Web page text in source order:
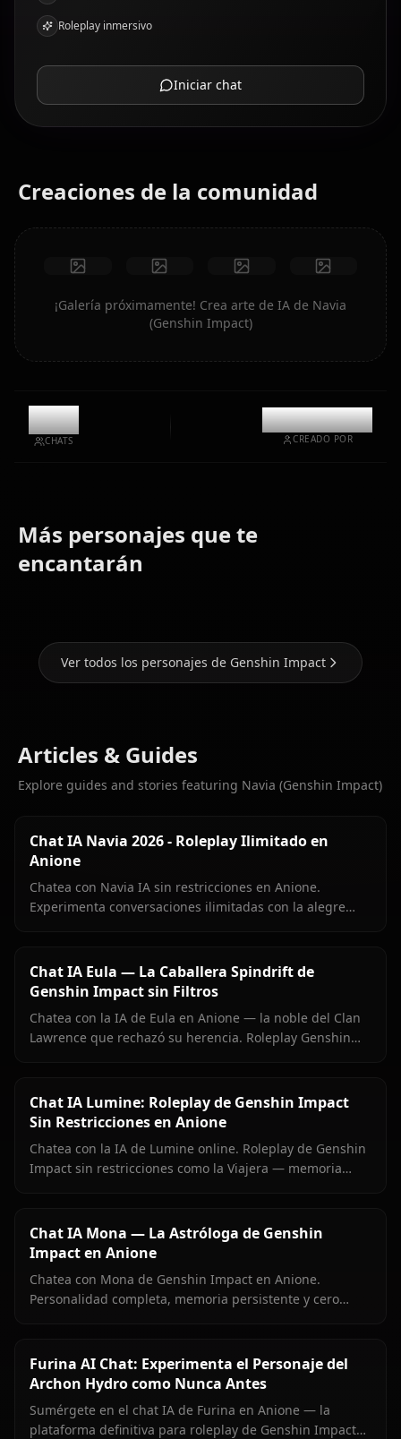
Roleplay inmersivo
Iniciar chat
Creaciones de la comunidad
¡Galería próximamente! Crea arte de IA de Navia
(Genshin Impact)
7.4k
CHATS
@kinayymon
CREADO POR
Más personajes que te
encantarán
Eula
(Genshin
Ganyu
Ver todos los personajes de Genshin Impact
Articles & Guides
Explore guides and stories featuring Navia (Genshin Impact)
Chat IA Navia 2026 - Roleplay Ilimitado en
Anione
Chatea con Navia IA sin restricciones en Anione.
Experimenta conversaciones ilimitadas con la alegre
Chat IA Eula — La Caballera Spindrift de
Genshin Impact sin Filtros
Chatea con la IA de Eula en Anione — la noble del Clan
Lawrence que rechazó su herencia. Roleplay Genshin
Chat IA Lumine: Roleplay de Genshin Impact
Sin Restricciones en Anione
Chatea con la IA de Lumine online. Roleplay de Genshin
Impact sin restricciones como la Viajera — memoria
Chat IA Mona — La Astróloga de Genshin
Impact en Anione
Chatea con Mona de Genshin Impact en Anione.
Personalidad completa, memoria persistente y cero
Furina AI Chat: Experimenta el Personaje del
Archon Hydro como Nunca Antes
Sumérgete en el chat IA de Furina en Anione — la
plataforma definitiva para roleplay de Genshin Impact